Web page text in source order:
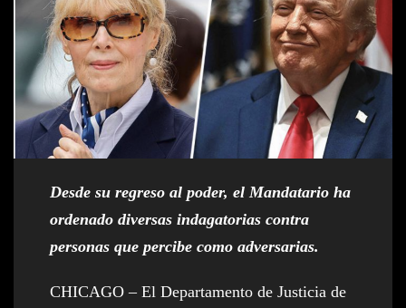
Desde su regreso al poder, el Mandatario ha
ordenado diversas indagatorias contra
personas que percibe como adversarias.
CHICAGO – El Departamento de Justicia de